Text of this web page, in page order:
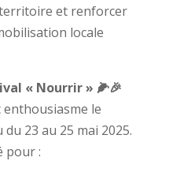
et renforcer
locale
« Nourrir » 🌽🎉
enthousiasme le
23 au 25 mai 2025.
pour :